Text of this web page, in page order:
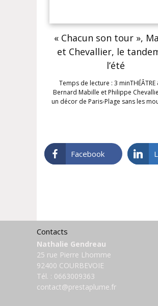
« Chacun son tour »,
et Chevallier, le
l’été
Temps de lecture : 3 minTHÉÂTRE
Bernard Mabille et Philippe
un décor de Paris-Plage sans les
Facebook
Contacts
Nathalie Gendreau
25 rue Pierre Lhomme
92400 COURBEVOIE
Tél. : 0663009363
contact@prestaplume.fr